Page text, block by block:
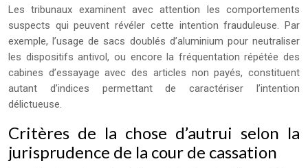
Les tribunaux examinent avec attention les comportements
suspects qui peuvent révéler cette intention frauduleuse. Par
exemple, l’usage de sacs doublés d’aluminium pour neutraliser
les dispositifs antivol, ou encore la fréquentation répétée des
cabines d’essayage avec des articles non payés, constituent
autant d’indices permettant de caractériser l’intention
délictueuse.
Critères de la chose d’autrui selon la
jurisprudence de la cour de cassation